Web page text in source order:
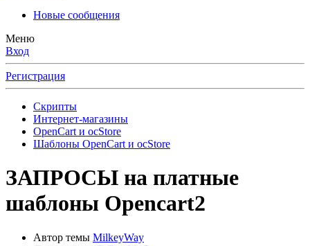
Новые сообщения
Меню
Вход
Регистрация
Скрипты
Интернет-магазины
OpenCart и ocStore
Шаблоны OpenCart и ocStore
ЗАПРОСЫ на платные
шаблоны Opencart2
Автор темы MilkeyWay